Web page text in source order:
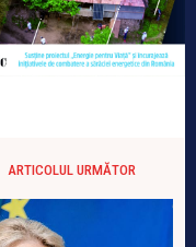
ARTICOLUL URMĂTOR